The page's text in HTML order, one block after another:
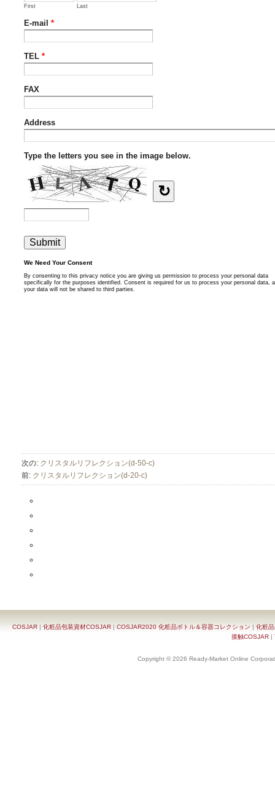
次の: クリスタルリフレクション(d-50-c)
前: クリスタルリフレクション(d-20-c)
COSJAR | 化粧品包装資材COSJAR | COSJAR2020 化粧品ボトル＆容器コレクション | 化粧
接触COSJAR|
Copyright © 2026 Ready-Market Online